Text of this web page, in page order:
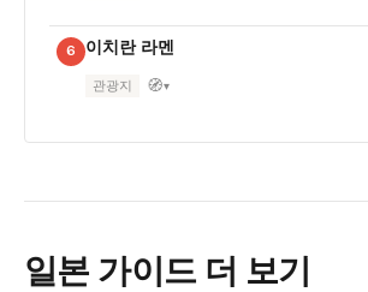
6 이치란 라멘
관광지 🧭▾
일본 가이드 더 보기